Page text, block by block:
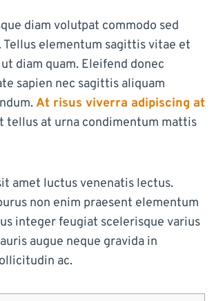
diam volutpat commodo sed
Tellus elementum sagittis vitae et
diam quam. Eleifend donec
sapien nec sagittis aliquam
At risus viverra adipiscing at
tellus at urna condimentum mattis
amet luctus venenatis lectus.
non enim praesent elementum
integer feugiat scelerisque varius
augue neque gravida in
ac.